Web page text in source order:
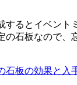
するとイベント
の石板なので、
石板の効果と入